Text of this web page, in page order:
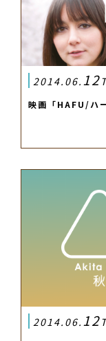
2014.06. 12
映画「HAFU/ハ
2014.06. 12